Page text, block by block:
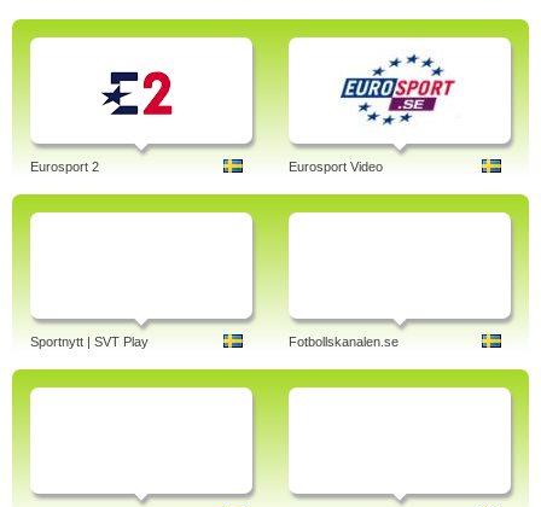
Eurosport 2 Eurosport Video
Sportnytt | SVT Play Fotbollskanalen.se